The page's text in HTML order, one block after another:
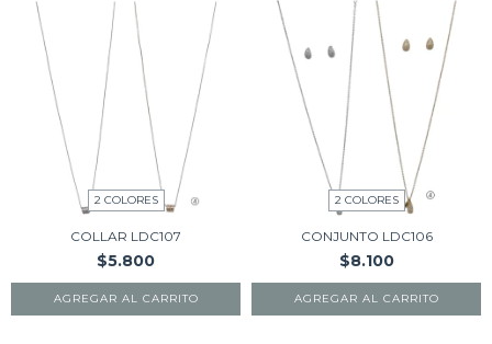
2 COLORES
COLLAR LDC107
$5.800
AGREGAR AL CARRITO
2 COLORES
CONJUNTO LDC106
$8.100
AGREGAR AL CARRITO